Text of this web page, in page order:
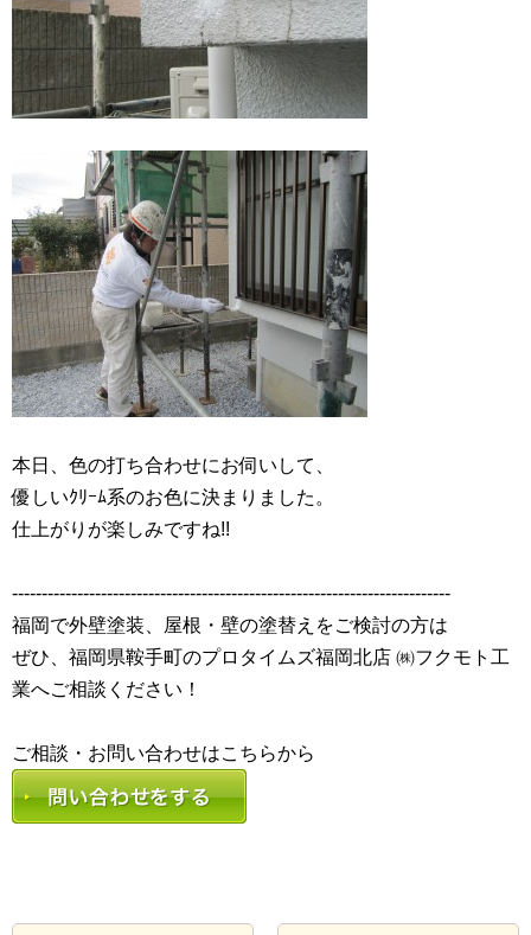
本日、色の打ち合わせにお伺いして、
優しいｸﾘｰﾑ系のお色に決まりました。
仕上がりが楽しみですね!!
--------------------------------------------------------------------------
福岡で外壁塗装、屋根・壁の塗替えをご検討の方は
ぜひ、福岡県鞍手町のプロタイムズ福岡北店 ㈱フクモト工
業へご相談ください！